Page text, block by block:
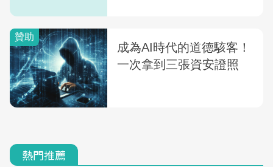
熱門推薦